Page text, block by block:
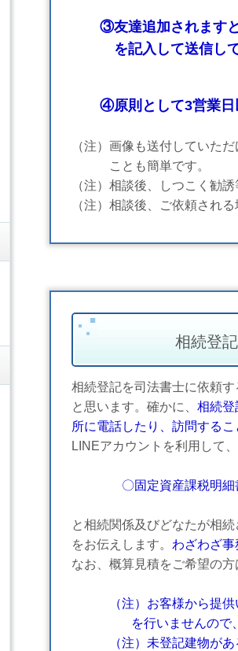
③友達追加されます
を記入して送信して
④原則として3営業日
（注）画像も送付していた
ことも簡単です。
（注）相談後、しつこく勧
（注）相談後、ご依頼され
相続登
相続登記を司法書士に依頼
と思います。確かに、 相続登
所に電話したり、訪問する
LINEアカウントを利用して
〇固定資産課税明細
と相続関係及びどなたが相
をお伝えします。 わざわざ事
なお、概算見積をご希望の
（注）お客様から提
を行いませんので、実
（注）未登記建物がある